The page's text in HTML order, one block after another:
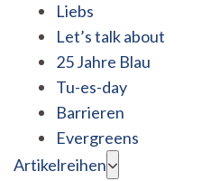
Liebs
Let’s talk about
25 Jahre Blau
Tu-es-day
Barrieren
Evergreens
Artikelreihen